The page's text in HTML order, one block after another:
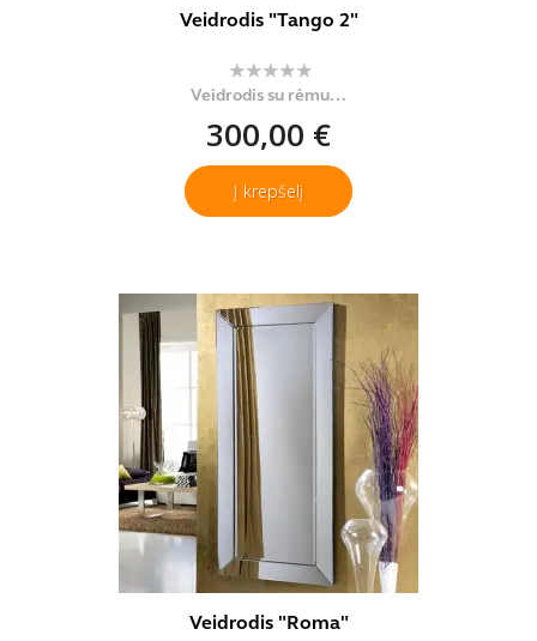
Veidrodis "Tango 2"
Veidrodis su rėmu...
300,00 €
Į krepšelį
Veidrodis "Roma"